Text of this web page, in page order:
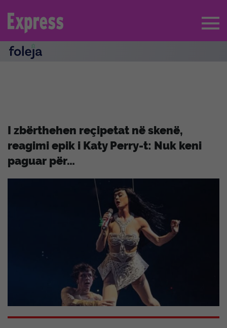
I zbërthehen reçipetat në skenë,
reagimi epik i Katy Perry-t: Nuk keni
paguar për…